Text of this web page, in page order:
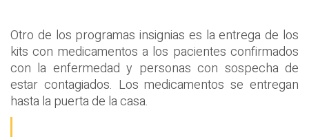
Otro de los programas insignias es la entrega de los
kits con medicamentos a los pacientes confirmados
con la enfermedad y personas con sospecha de
estar contagiados. Los medicamentos se entregan
hasta la puerta de la casa.